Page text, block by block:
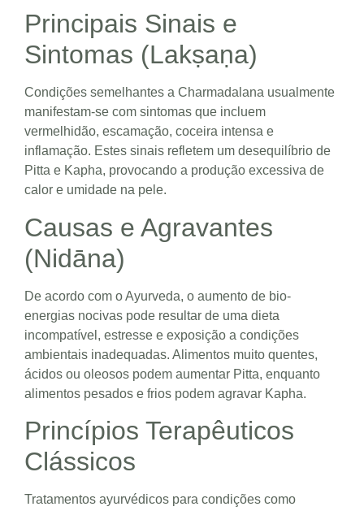
Principais Sinais e
Sintomas (Lakṣaṇa)
Condições semelhantes a Charmadalana usualmente
manifestam-se com sintomas que incluem
vermelhidão, escamação, coceira intensa e
inflamação. Estes sinais refletem um desequilíbrio de
Pitta e Kapha, provocando a produção excessiva de
calor e umidade na pele.
Causas e Agravantes
(Nidāna)
De acordo com o Ayurveda, o aumento de bio-
energias nocivas pode resultar de uma dieta
incompatível, estresse e exposição a condições
ambientais inadequadas. Alimentos muito quentes,
ácidos ou oleosos podem aumentar Pitta, enquanto
alimentos pesados e frios podem agravar Kapha.
Princípios Terapêuticos
Clássicos
Tratamentos ayurvédicos para condições como